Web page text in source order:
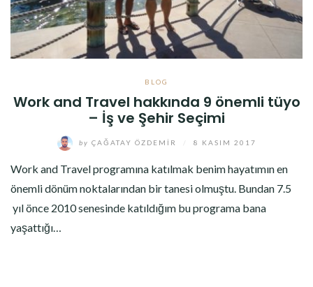
BLOG
Work and Travel hakkında 9 önemli tüyo
– İş ve Şehir Seçimi
by ÇAĞATAY ÖZDEMIR 8 KASIM 2017
Work and Travel programına katılmak benim hayatımın en
önemli dönüm noktalarından bir tanesi olmuştu. Bundan 7.5
yıl önce 2010 senesinde katıldığım bu programa bana
yaşattığı…